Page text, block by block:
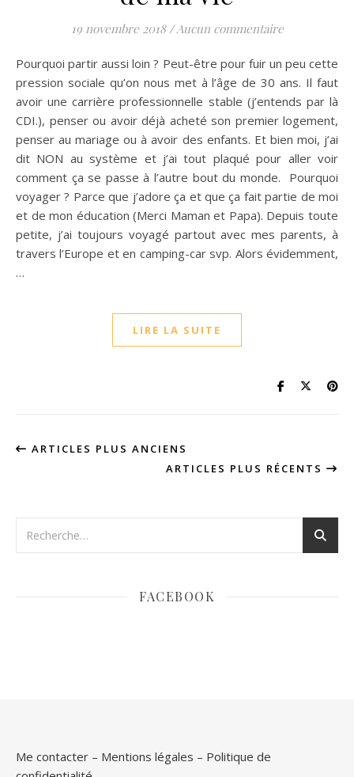
19 novembre 2018 /Aucun commentaire
Pourquoi partir aussi loin ? Peut-être pour fuir un peu cette
pression sociale qu’on nous met à l’âge de 30 ans. Il faut
avoir une carrière professionnelle stable (j’entends par là
CDI.), penser ou avoir déjà acheté son premier logement,
penser au mariage ou à avoir des enfants. Et bien moi, j’ai
dit NON au système et j’ai tout plaqué pour aller voir
comment ça se passe à l’autre bout du monde. Pourquoi
voyager ? Parce que j’adore ça et que ça fait partie de moi
et de mon éducation (Merci Maman et Papa). Depuis toute
petite, j’ai toujours voyagé partout avec mes parents, à
travers l’Europe et en camping-car svp. Alors évidemment,
…
LIRE LA SUITE
ARTICLES PLUS ANCIENS
ARTICLES PLUS RÉCENTS
FACEBOOK
Me contacter – Mentions légales – Politique de